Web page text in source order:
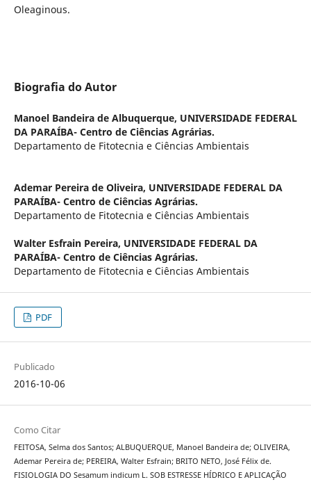
Oleaginous.
Biografia do Autor
Manoel Bandeira de Albuquerque, UNIVERSIDADE FEDERAL
DA PARAÍBA- Centro de Ciências Agrárias.
Departamento de Fitotecnia e Ciências Ambientais
Ademar Pereira de Oliveira, UNIVERSIDADE FEDERAL DA
PARAÍBA- Centro de Ciências Agrárias.
Departamento de Fitotecnia e Ciências Ambientais
Walter Esfrain Pereira, UNIVERSIDADE FEDERAL DA
PARAÍBA- Centro de Ciências Agrárias.
Departamento de Fitotecnia e Ciências Ambientais
PDF
Publicado
2016-10-06
Como Citar
FEITOSA, Selma dos Santos; ALBUQUERQUE, Manoel Bandeira de; OLIVEIRA,
Ademar Pereira de; PEREIRA, Walter Esfrain; BRITO NETO, José Félix de.
FISIOLOGIA DO Sesamum indicum L. SOB ESTRESSE HÍDRICO E APLICAÇÃO